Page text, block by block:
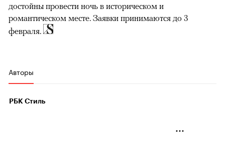
достойны провести ночь в историческом и
романтическом месте. Заявки принимаются до 3
февраля.
Авторы
РБК Стиль